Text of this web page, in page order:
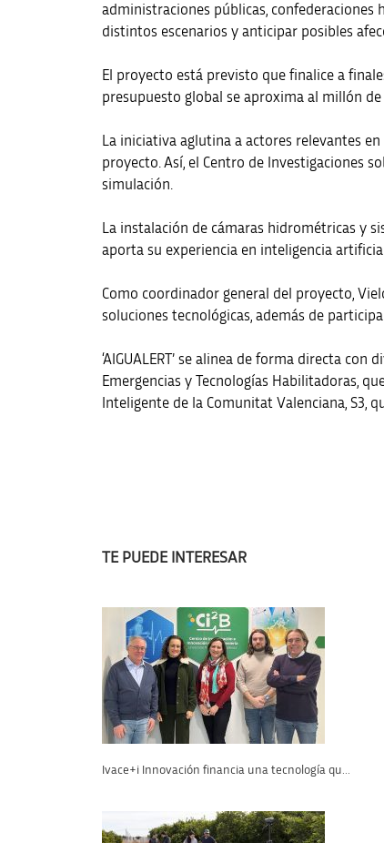
administraciones públicas, confederaciones
distintos escenarios y anticipar posibles
El proyecto está previsto que finalice a
presupuesto global se aproxima al millón
La iniciativa aglutina a actores relevantes
proyecto. Así, el Centro de Investigaciones
simulación.
La instalación de cámaras hidrométricas y
aporta su experiencia en inteligencia
Como coordinador general del proyecto,
soluciones tecnológicas, además de
‘AIGUALERT’ se alinea de forma directa
Emergencias y Tecnologías Habilitadoras,
Inteligente de la Comunitat Valenciana, S3,
TE PUEDE INTERESAR
Ivace+i Innovación financia una tecnología qu...